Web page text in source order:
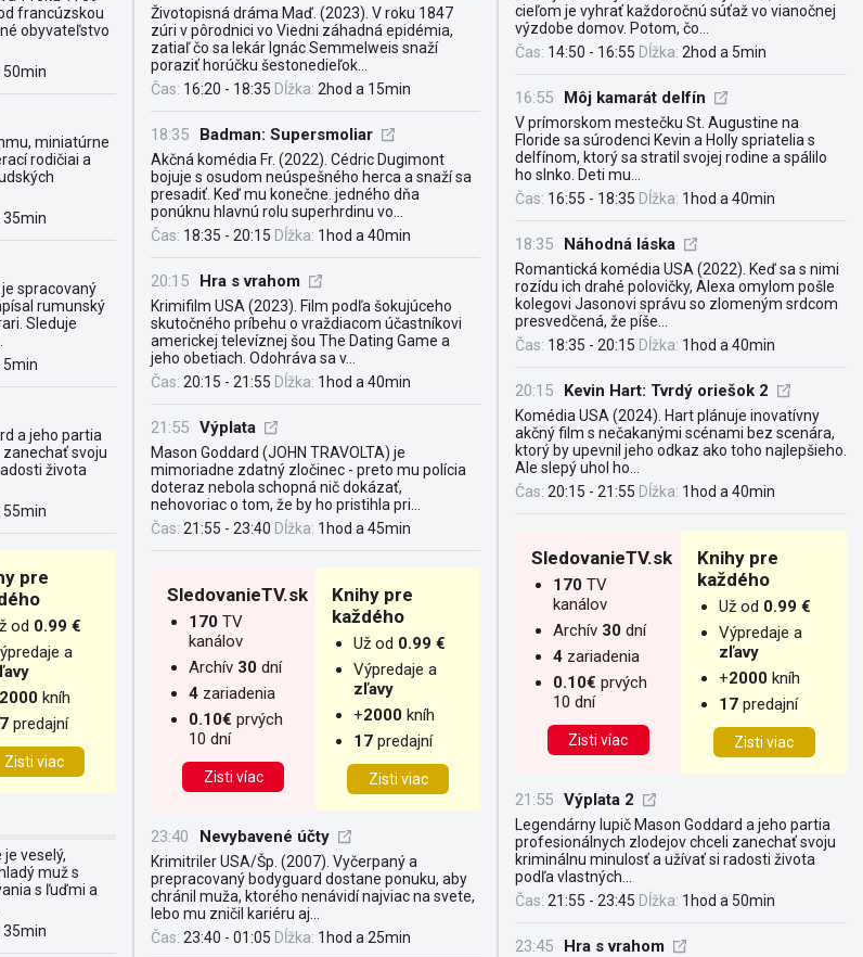
francúzskou
obyvateľstvo
50min
​​miniatúrne
rodičiai a
35min
spracovaný
rumunský
Sleduje
5min
a jeho partia
svoju
života
55min
pre
od 0.99 €
a
2000 kníh
predajní
Zisti viac
veselý,
muž s
s ľuďmi a
35min
Životopisná dráma Maď. (2023). V roku 1847
zúri v pôrodnici vo Viedni záhadná epidémia,
zatiaľ čo sa lekár Ignác Semmelweis snaží
poraziť horúčku šestonedieľok...
Čas: 16:20 - 18:35 Dĺžka: 2hod a 15min
18:35 Badman: Supersmoliar
Akčná komédia Fr. (2022). Cédric Dugimont
bojuje s osudom neúspešného herca a snaží sa
presadiť. Keď mu konečne. jedného dňa
ponúknu hlavnú rolu superhrdinu vo...
Čas: 18:35 - 20:15 Dĺžka: 1hod a 40min
20:15 Hra s vrahom
Krimifilm USA (2023). Film podľa šokujúceho
skutočného príbehu o vraždiacom účastníkovi
americkej televíznej šou The Dating Game a
jeho obetiach. Odohráva sa v...
Čas: 20:15 - 21:55 Dĺžka: 1hod a 40min
21:55 Výplata
Mason Goddard (JOHN TRAVOLTA) je
mimoriadne zdatný zločinec - preto mu polícia
doteraz nebola schopná nič dokázať,
nehovoriac o tom, že by ho pristihla pri...
Čas: 21:55 - 23:40 Dĺžka: 1hod a 45min
SledovanieTV.sk
170 TV
kanálov
Archív 30 dní
4 zariadenia
0.10€ prvých
10 dní
Zisti víac
Knihy pre
každého
Už od 0.99 €
Výpredaje a
zľavy
+2000 kníh
17 predajní
Zisti viac
23:40 Nevybavené účty
Krimitriler USA/Šp. (2007). Vyčerpaný a
prepracovaný bodyguard dostane ponuku, aby
chránil muža, ktorého nenávidí najviac na svete,
lebo mu zničil kariéru aj...
Čas: 23:40 - 01:05 Dĺžka: 1hod a 25min
cieľom je vyhrať každoročnú súťaž vo vianočnej
výzdobe domov. Potom, čo...
Čas: 14:50 - 16:55 Dĺžka: 2hod a 5min
16:55 Môj kamarát delfín
V prímorskom mestečku St. Augustine na
Floride sa súrodenci Kevin a Holly spriatelia s
delfínom, ktorý sa stratil svojej rodine a spálilo
ho slnko. Deti mu...
Čas: 16:55 - 18:35 Dĺžka: 1hod a 40min
18:35 Náhodná láska
Romantická komédia USA (2022). Keď sa s nimi
rozídu ich drahé polovičky, Alexa omylom pošle
kolegovi Jasonovi správu so zlomeným srdcom
presvedčená, že píše...
Čas: 18:35 - 20:15 Dĺžka: 1hod a 40min
20:15 Kevin Hart: Tvrdý oriešok 2
Komédia USA (2024). Hart plánuje inovatívny
akčný film s nečakanými scénami bez scenára,
ktorý by upevnil jeho odkaz ako toho najlepšieho.
Ale slepý uhol ho...
Čas: 20:15 - 21:55 Dĺžka: 1hod a 40min
SledovanieTV.sk
170 TV
kanálov
Archív 30 dní
4 zariadenia
0.10€ prvých
10 dní
Zisti víac
Knihy pre
každého
Už od 0.99 €
Výpredaje a
zľavy
+2000 kníh
17 predajní
Zisti viac
21:55 Výplata 2
Legendárny lupič Mason Goddard a jeho partia
profesionálnych zlodejov chceli zanechať svoju
kriminálnu minulosť a užívať si radosti života
podľa vlastných...
Čas: 21:55 - 23:45 Dĺžka: 1hod a 50min
23:45 Hra s vrahom